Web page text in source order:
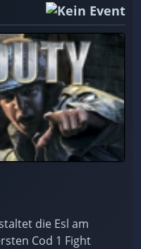
die Esl am
Cod 1 Fight